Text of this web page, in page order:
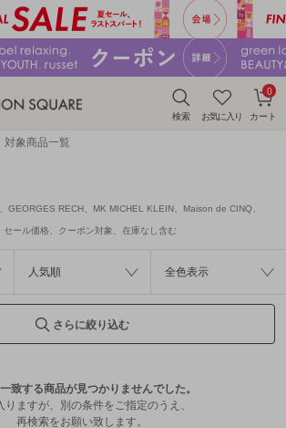
検索 お気に入り カート
0
対象商品一覧
GEORGES RECH、MK MICHEL KLEIN、Maison de CINQ、
ール価格、クーポン対象、在庫なし含む
人気順 全色表示
さらに絞り込む
致する商品が見つかりませんでした。
りますが、別の条件をご指定のうえ、
再検索をお願い致します。